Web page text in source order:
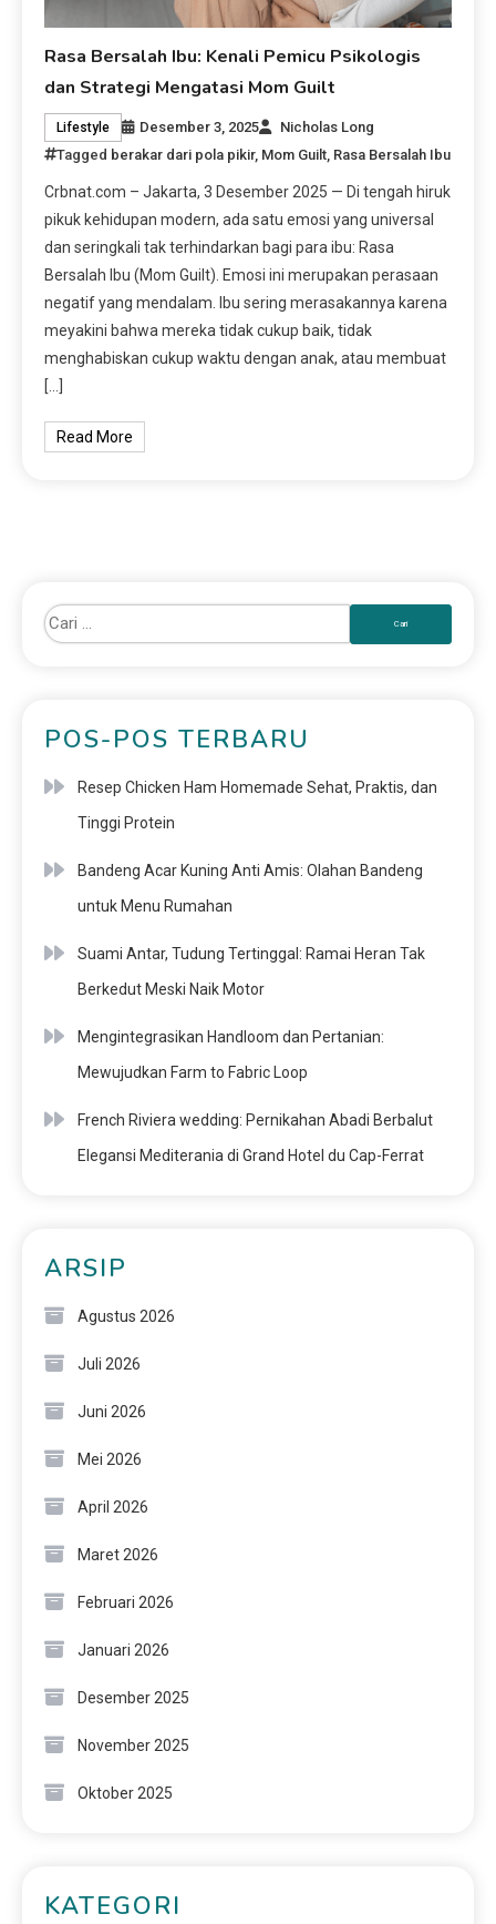
Rasa Bersalah Ibu: Kenali Pemicu Psikologis
dan Strategi Mengatasi Mom Guilt
Lifestyle Desember 3, 2025
Nicholas Long
Tagged berakar dari pola pikir, Mom Guilt Rasa Bersalah Ibu
Crbnat.com – Jakarta, 3 Desember 2025 — Di tengah hiruk
pikuk kehidupan modern, ada satu emosi yang universal
dan seringkali tak terhindarkan bagi para ibu: Rasa
Bersalah Ibu (Mom Guilt). Emosi ini merupakan perasaan
negatif yang mendalam. Ibu sering merasakannya karena
meyakini bahwa mereka tidak cukup baik, tidak
menghabiskan cukup waktu dengan anak, atau membuat
[…]
Read More
POS-POS TERBARU
Resep Chicken Ham Homemade Sehat, Praktis, dan
Tinggi Protein
Bandeng Acar Kuning Anti Amis: Olahan Bandeng
untuk Menu Rumahan
Suami Antar, Tudung Tertinggal: Ramai Heran Tak
Berkedut Meski Naik Motor
Mengintegrasikan Handloom dan Pertanian:
Mewujudkan Farm to Fabric Loop
French Riviera wedding: Pernikahan Abadi Berbalut
Elegansi Mediterania di Grand Hotel du Cap-Ferrat
ARSIP
Agustus 2026
Juli 2026
Juni 2026
Mei 2026
April 2026
Maret 2026
Februari 2026
Januari 2026
Desember 2025
November 2025
Oktober 2025
KATEGORI